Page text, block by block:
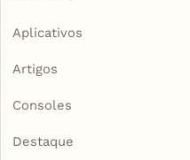
Aplicativos
Artigos
Consoles
Destaque